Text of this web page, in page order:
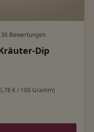
Bewertung von 4.96
36 Bewertungen
Dip
€ / 100 Gramm)